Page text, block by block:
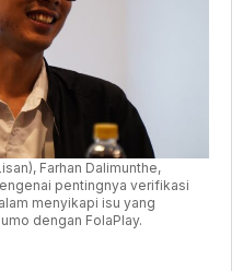
Farhan Dalimunthe,
pentingnya verifikasi
menyikapi isu yang
dengan FolaPlay.